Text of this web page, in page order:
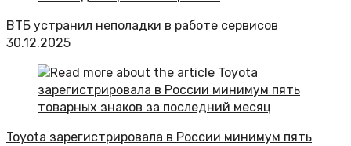
ВТБ устранил неполадки в работе сервисов
30.12.2025
Toyota зарегистрировала в России минимум пять